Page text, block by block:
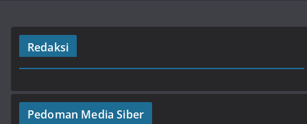
Redaksi
Pedoman Media Siber